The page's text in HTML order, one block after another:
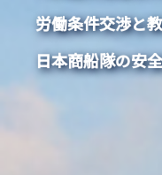
労働条件交渉と
日本商船隊の安